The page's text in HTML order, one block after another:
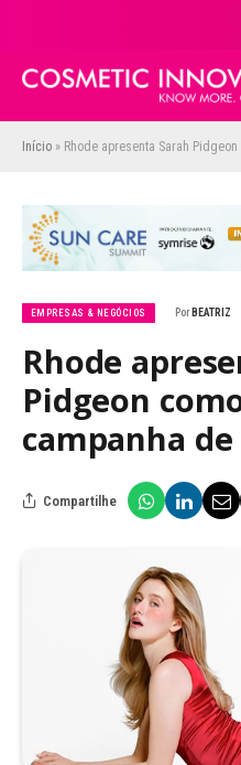
Início » Rhode apresenta Sarah Pidgeon
EMPRESAS & NEGÓCIOS Por BEATRIZ
Rhode
Pidgeon
campanha
Compartilhe